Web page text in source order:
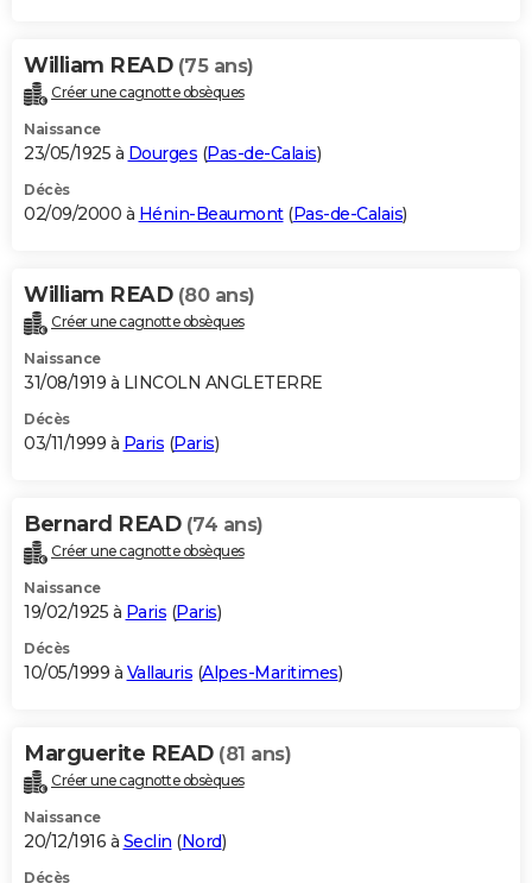
William READ (75 ans)
Créer une cagnotte obsèques
Naissance
23/05/1925 à Dourges (Pas-de-Calais)
Décès
02/09/2000 à Hénin-Beaumont(Pas-de-Calais)
William READ (80 ans)
Créer une cagnotte obsèques
Naissance
31/08/1919 à LINCOLN ANGLETERRE
Décès
03/11/1999 à Paris (Paris)
Bernard READ (74 ans)
Créer une cagnotte obsèques
Naissance
19/02/1925 à Paris (Paris)
Décès
10/05/1999 à Vallauris (Alpes-Maritimes)
Marguerite READ (81 ans)
Créer une cagnotte obsèques
Naissance
20/12/1916 à Seclin (Nord)
Décès